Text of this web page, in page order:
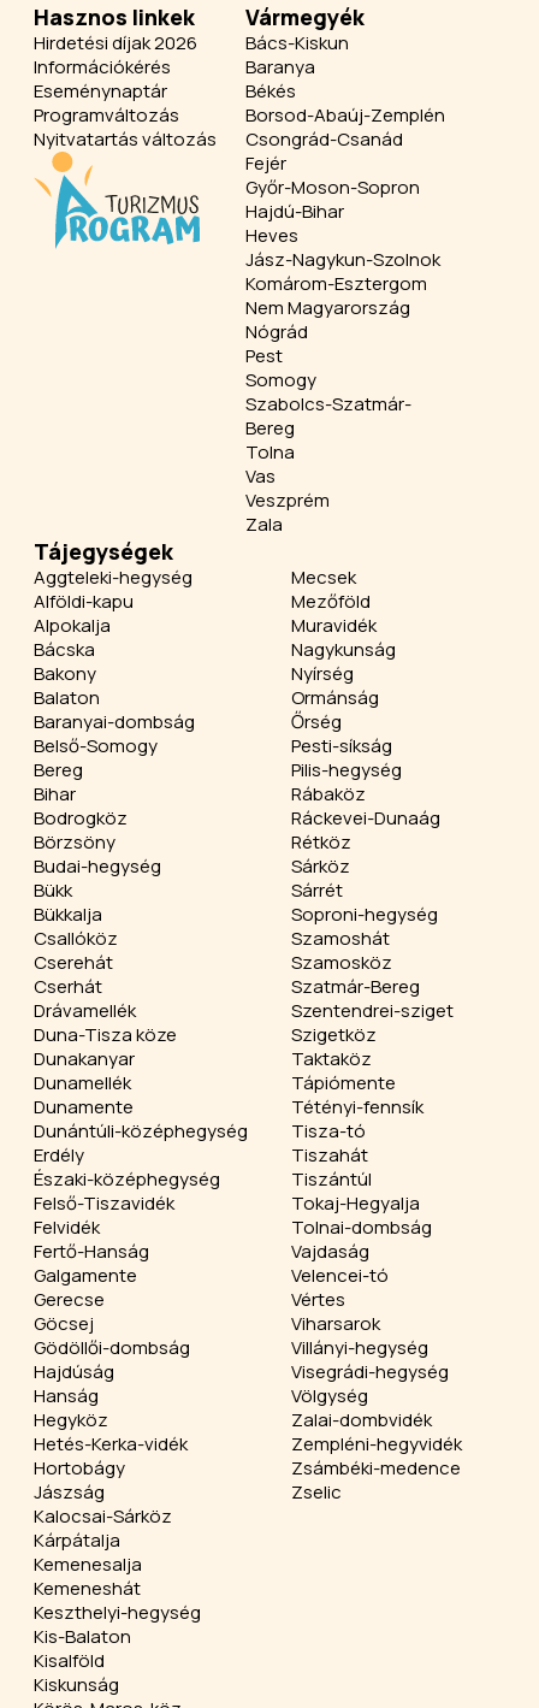
Hasznos linkek
Hirdetési díjak 2026
Információkérés
Eseménynaptár
Programváltozás
Nyitvatartás változás
Vármegyék
Bács-Kiskun
Baranya
Békés
Borsod-Abaúj-Zemplén
Csongrád-Csanád
Fejér
Győr-Moson-Sopron
Hajdú-Bihar
Heves
Jász-Nagykun-Szolnok
Komárom-Esztergom
Nem Magyarország
Nógrád
Pest
Somogy
Szabolcs-Szatmár-
Bereg
Tolna
Vas
Veszprém
Zala
Tájegységek
Aggteleki-hegység
Alföldi-kapu
Alpokalja
Bácska
Bakony
Balaton
Baranyai-dombság
Belső-Somogy
Bereg
Bihar
Bodrogköz
Börzsöny
Budai-hegység
Bükk
Bükkalja
Csallóköz
Cserehát
Cserhát
Drávamellék
Duna-Tisza köze
Dunakanyar
Dunamellék
Dunamente
Dunántúli-középhegység
Erdély
Északi-középhegység
Felső-Tiszavidék
Felvidék
Fertő-Hanság
Galgamente
Gerecse
Göcsej
Gödöllői-dombság
Hajdúság
Hanság
Hegyköz
Hetés-Kerka-vidék
Hortobágy
Jászság
Kalocsai-Sárköz
Kárpátalja
Kemenesalja
Kemeneshát
Keszthelyi-hegység
Kis-Balaton
Kisalföld
Kiskunság
Mecsek
Mezőföld
Muravidék
Nagykunság
Nyírség
Ormánság
Őrség
Pesti-síkság
Pilis-hegység
Rábaköz
Ráckevei-Dunaág
Rétköz
Sárköz
Sárrét
Soproni-hegység
Szamoshát
Szamosköz
Szatmár-Bereg
Szentendrei-sziget
Szigetköz
Taktaköz
Tápiómente
Tétényi-fennsík
Tisza-tó
Tiszahát
Tiszántúl
Tokaj-Hegyalja
Tolnai-dombság
Vajdaság
Velencei-tó
Vértes
Viharsarok
Villányi-hegység
Visegrádi-hegység
Völgység
Zalai-dombvidék
Zempléni-hegyvidék
Zsámbéki-medence
Zselic